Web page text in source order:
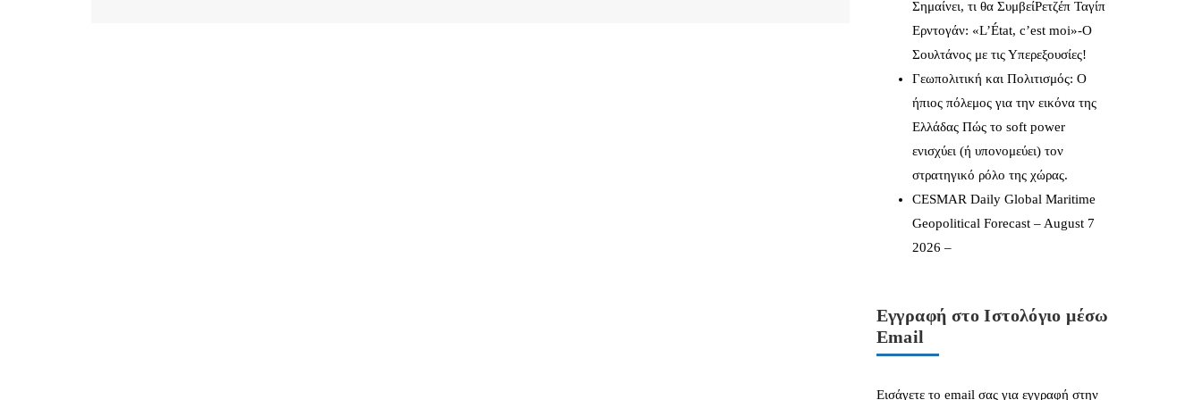
Σημαίνει, τι θα ΣυμβείΡετζέπ Ταγίπ
Ερντογάν: «L’État, c’est moi»-Ο
Σουλτάνος με τις Υπερεξουσίες!
Γεωπολιτική και Πολιτισμός: Ο
ήπιος πόλεμος για την εικόνα της
Ελλάδας Πώς το soft power
ενισχύει (ή υπονομεύει) τον
στρατηγικό ρόλο της χώρας.
CESMAR Daily Global Maritime
Geopolitical Forecast – August 7
2026 –
Εγγραφή στο Ιστολόγιο μέσω
Email
Εισάγετε το email σας για εγγραφή στην